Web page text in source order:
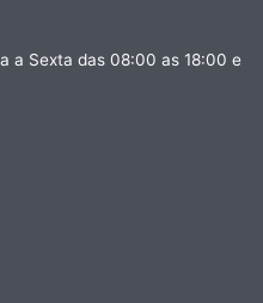
a Sexta das 08:00 as 18:00 e